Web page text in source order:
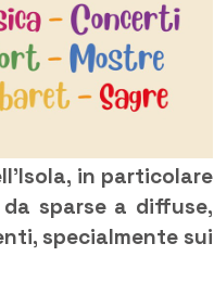
in particolare
sparse a diffuse,
specialmente sui